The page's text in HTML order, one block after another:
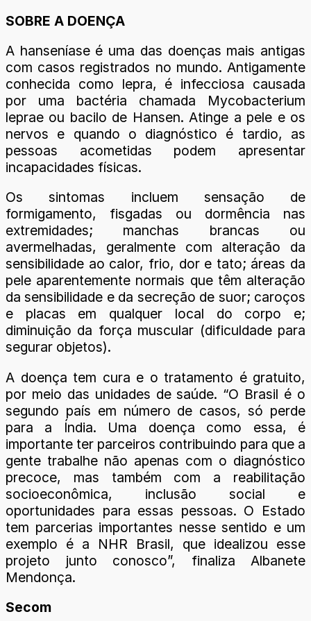
SOBRE A DOENÇA
A hanseníase é uma das doenças mais antigas
com casos registrados no mundo. Antigamente
conhecida como lepra, é infecciosa causada
por uma bactéria chamada Mycobacterium
leprae ou bacilo de Hansen. Atinge a pele e os
nervos e quando o diagnóstico é tardio, as
pessoas acometidas podem apresentar
incapacidades físicas.
Os sintomas incluem sensação de
formigamento, fisgadas ou dormência nas
extremidades; manchas brancas ou
avermelhadas, geralmente com alteração da
sensibilidade ao calor, frio, dor e tato; áreas da
pele aparentemente normais que têm alteração
da sensibilidade e da secreção de suor; caroços
e placas em qualquer local do corpo e;
diminuição da força muscular (dificuldade para
segurar objetos).
A doença tem cura e o tratamento é gratuito,
por meio das unidades de saúde. “O Brasil é o
segundo país em número de casos, só perde
para a Índia. Uma doença como essa, é
importante ter parceiros contribuindo para que a
gente trabalhe não apenas com o diagnóstico
precoce, mas também com a reabilitação
socioeconômica, inclusão social e
oportunidades para essas pessoas. O Estado
tem parcerias importantes nesse sentido e um
exemplo é a NHR Brasil, que idealizou esse
projeto junto conosco”, finaliza Albanete
Mendonça.
Secom